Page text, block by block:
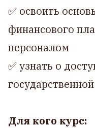
✅ освоить
финансового
персоналом
✅ узнать о
Для кого курс: